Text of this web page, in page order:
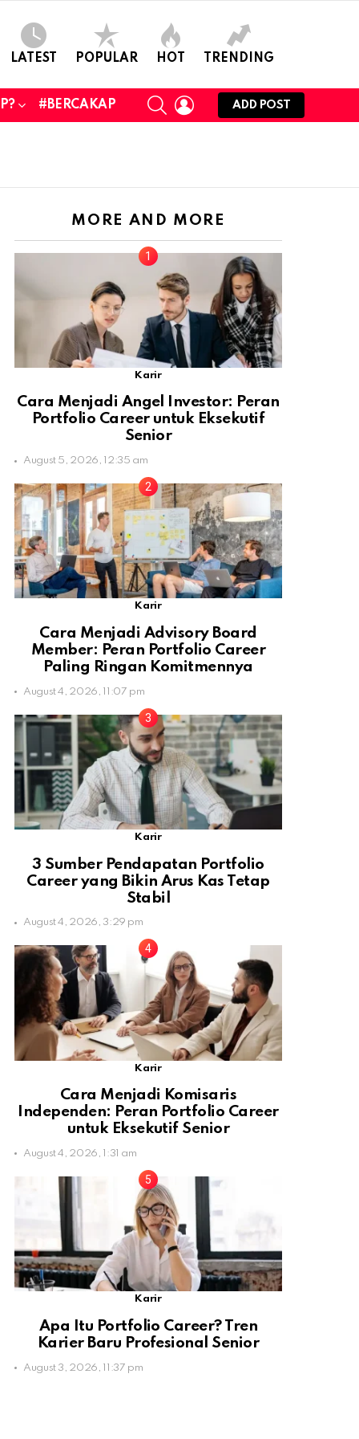
LATEST POPULAR HOT TRENDING
#BERCAKAP
SEARCHLOGIN
ADD POST
MORE AND MORE
Karir
Cara Menjadi Angel Investor: Peran
Portfolio Career untuk Eksekutif
Senior
August 5, 2026, 12:35 am
Karir
Cara Menjadi Advisory Board
Member: Peran Portfolio Career
Paling Ringan Komitmennya
August 4, 2026, 11:07 pm
Karir
3 Sumber Pendapatan Portfolio
Career yang Bikin Arus Kas Tetap
Stabil
August 4, 2026, 3:29 pm
Karir
Cara Menjadi Komisaris
Independen: Peran Portfolio Career
untuk Eksekutif Senior
August 4, 2026, 1:31 am
Karir
Apa Itu Portfolio Career? Tren
Karier Baru Profesional Senior
August 3, 2026, 11:37 pm